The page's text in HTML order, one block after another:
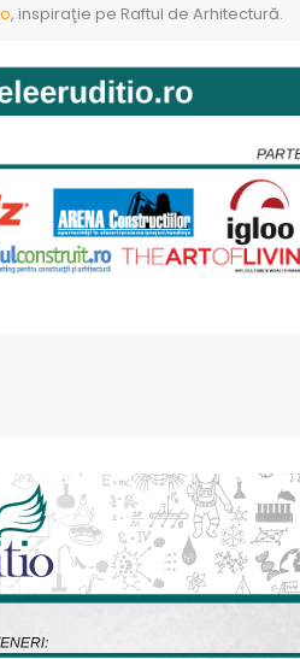
, inspiraţie pe Raftul de Arhitectură.